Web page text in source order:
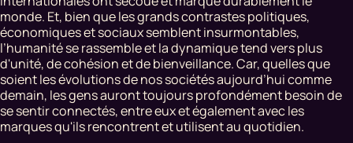
monde. Et, bien que les grands contrastes politiques,
économiques et sociaux semblent insurmontables,
l’humanité se rassemble et la dynamique tend vers plus
d'unité, de cohésion et de bienveillance. Car, quelles que
soient les évolutions de nos sociétés aujourd’hui comme
demain, les gens auront toujours profondément besoin de
se sentir connectés, entre eux et également avec les
marques qu'ils rencontrent et utilisent au quotidien.